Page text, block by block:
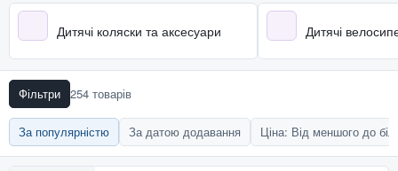
Дитячі коляски та аксесуари Дитячі
Фільтри 254 товарів
За популярністю За датою додавання Ціна: Від меншого до